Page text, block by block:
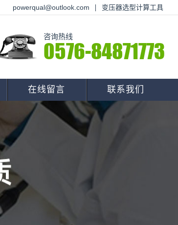
powerqual@outlook.com 变压器选型计算工具
咨询热线
0576-84871773
在线留言 联系我们